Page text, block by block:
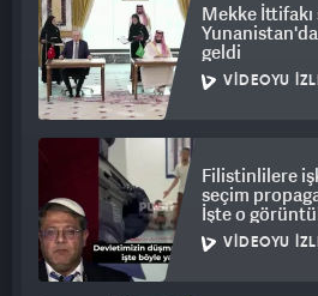
Mekke İttifakı
geldi
VIDEOYU
Filistinlilere
seçim
İşte o
VIDEOYU